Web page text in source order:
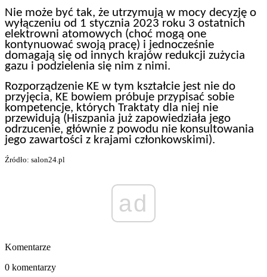
Nie może być tak, że utrzymują w mocy decyzję o
wyłączeniu od 1 stycznia 2023 roku 3 ostatnich
elektrowni atomowych (choć mogą one
kontynuować swoją pracę) i jednocześnie
domagają się od innych krajów redukcji zużycia
gazu i podzielenia się nim z nimi.
Rozporządzenie KE w tym kształcie jest nie do
przyjęcia, KE bowiem próbuje przypisać sobie
kompetencje, których Traktaty dla niej nie
przewidują (Hiszpania już zapowiedziała jego
odrzucenie, głównie z powodu nie konsultowania
jego zawartości z krajami członkowskimi).
Źródło: salon24.pl
ad
Komentarze
0 komentarzy